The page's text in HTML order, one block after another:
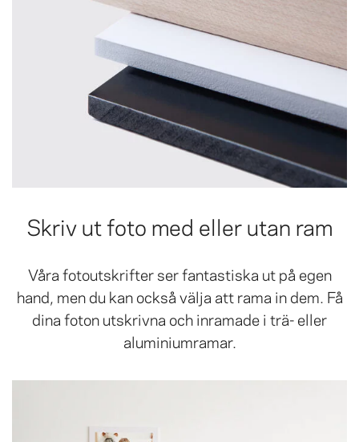
Skriv ut foto med eller utan ram
Våra fotoutskrifter ser fantastiska ut på egen
hand, men du kan också välja att rama in dem. Få
dina foton utskrivna och inramade i trä- eller
aluminiumramar.